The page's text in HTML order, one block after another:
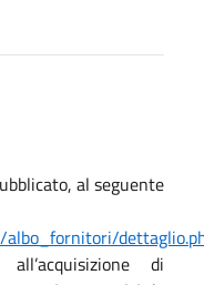
al seguente
di